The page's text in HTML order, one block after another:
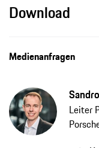
Download
Medienanfragen
Leiter